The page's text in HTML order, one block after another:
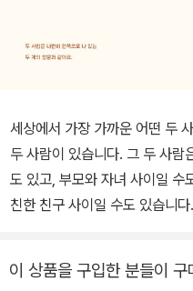
세상에서 가장 가까운 어떤 두 사람의 이야기 세
두 사람이 있습니다. 그 두 사람
도 있고, 부모와 자녀 사이일 수
친한 친구 사이일 수도 있습니
는 것처럼 말입니다. 어쩌다 둘
이 상품을 구입한 분들이 구